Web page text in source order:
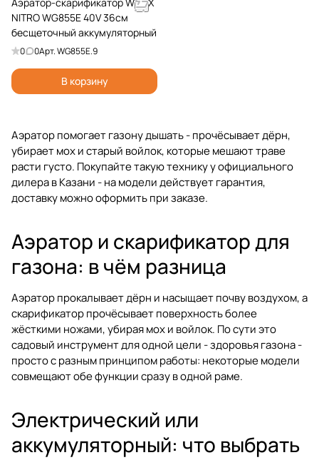
NITRO WG855E 40V 36см
бесщеточный аккумуляторный
0 0Арт.WG855E.9
В корзину
Аэратор помогает газону дышать - прочёсывает дёрн,
убирает мох и старый войлок, которые мешают траве
расти густо. Покупайте такую технику у официального
дилера в Казани - на модели действует гарантия,
доставку можно оформить при заказе.
Аэратор и скарификатор для
газона: в чём разница
Аэратор прокалывает дёрн и насыщает почву воздухом, а
скарификатор прочёсывает поверхность более
жёсткими ножами, убирая мох и войлок. По сути это
садовый инструмент для одной цели - здоровья газона -
просто с разным принципом работы: некоторые модели
совмещают обе функции сразу в одной раме.
Электрический или
аккумуляторный: что выбрать